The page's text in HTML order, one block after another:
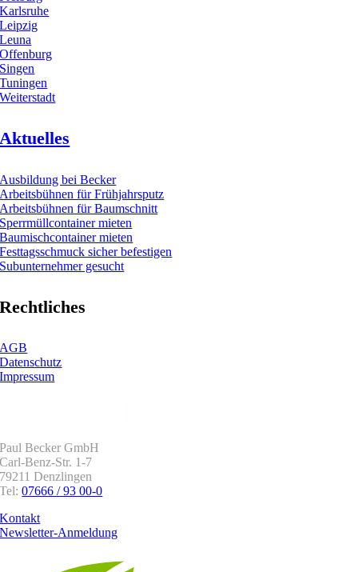
Karlsruhe
Leipzig
Leuna
Offenburg
Singen
Tuningen
Weiterstadt
Aktuelles
Ausbildung bei Becker
Arbeitsbühnen für Frühjahrsputz
Arbeitsbühnen für Baumschnitt
Sperrmüllcontainer mieten
Baumischcontainer mieten
Festtagsschmuck sicher befestigen
Subunternehmer gesucht
Rechtliches
AGB
Datenschutz
Impressum
Paul Becker GmbH
Carl-Benz-Str. 1-7
79211 Denzlingen
Tel:07666 / 93 00-0
Kontakt
Newsletter-Anmeldung